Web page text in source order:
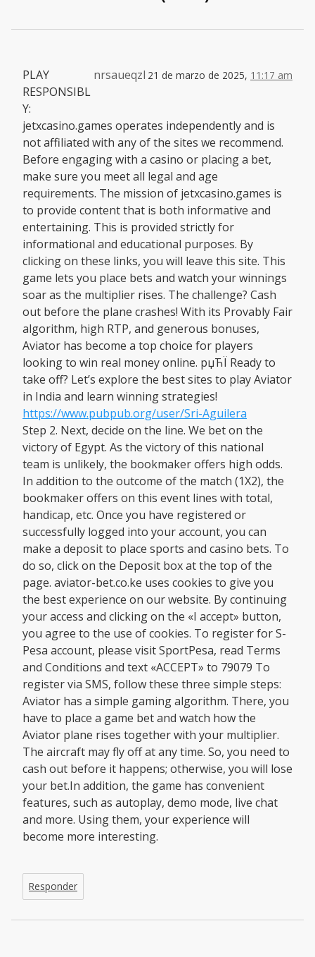
nrsaueqzl 21 de marzo de 2025, 11:17 am
PLAY
RESPONSIBL
Y:
jetxcasino.games operates independently and is
not affiliated with any of the sites we recommend.
Before engaging with a casino or placing a bet,
make sure you meet all legal and age
requirements. The mission of jetxcasino.games is
to provide content that is both informative and
entertaining. This is provided strictly for
informational and educational purposes. By
clicking on these links, you will leave this site. This
game lets you place bets and watch your winnings
soar as the multiplier rises. The challenge? Cash
out before the plane crashes! With its Provably Fair
algorithm, high RTP, and generous bonuses,
Aviator has become a top choice for players
looking to win real money online. рџЋЇ Ready to
take off? Let’s explore the best sites to play Aviator
in India and learn winning strategies!
https://www.pubpub.org/user/Sri-Aguilera
Step 2. Next, decide on the line. We bet on the
victory of Egypt. As the victory of this national
team is unlikely, the bookmaker offers high odds.
In addition to the outcome of the match (1X2), the
bookmaker offers on this event lines with total,
handicap, etc. Once you have registered or
successfully logged into your account, you can
make a deposit to place sports and casino bets. To
do so, click on the Deposit box at the top of the
page. aviator-bet.co.ke uses cookies to give you
the best experience on our website. By continuing
your access and clicking on the «I accept» button,
you agree to the use of cookies. To register for S-
Pesa account, please visit SportPesa, read Terms
and Conditions and text «ACCEPT» to 79079 To
register via SMS, follow these three simple steps:
Aviator has a simple gaming algorithm. There, you
have to place a game bet and watch how the
Aviator plane rises together with your multiplier.
The aircraft may fly off at any time. So, you need to
cash out before it happens; otherwise, you will lose
your bet.In addition, the game has convenient
features, such as autoplay, demo mode, live chat
and more. Using them, your experience will
become more interesting.
Responder